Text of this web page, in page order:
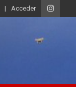
Acceder